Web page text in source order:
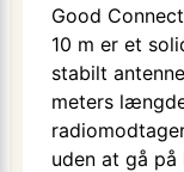
Good
10 m er et
stabilt
meters
uden at gå